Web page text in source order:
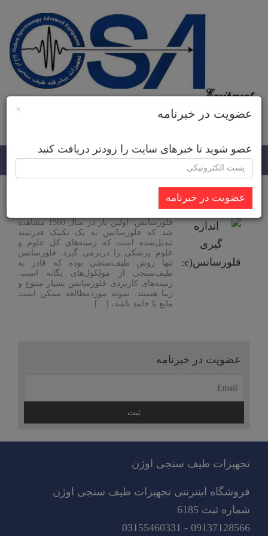
× عضویت در خبرنامه
عضو شوید تا خبرهای سایت را زودتر دریافت کنید
عضویت در خبرنامه
زبان سایت
Toggle
navigation
اندازه گیری فلورسانس(fluorescence)
ادامه
مطلب
فلورسانس: اولین بار در سال 1560 مشاهده
شد که فلورسانس به یک تکنیک قدرتمند
تبدیل‌شده است که زمینه‌های کل علوم و
علوم پزشکی را دربرمی گیرد. فلورسانس
تنها روش طیف‌سنجی بوده که قادر به
طیف‌سنجی از مولکول‌های یگانه است.
زمینه‌های کاربردی فلورسانس بسیار متنوع و
زیبا هستند. نمونه موردمطالعه ممکن است
مایع یا جامد باشد، […]
عضویت در خبرنامه
تجهیزات طیف سنجی اوژن
فروشگاه اینترنتی تجهیزات طیف سنجی اوژن
شماره ثبت 6185
09137128566 - 03155460331